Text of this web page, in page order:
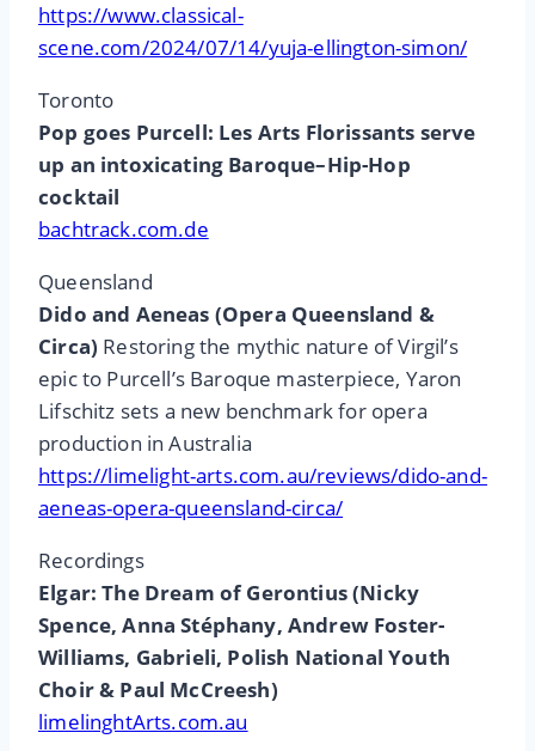
https://www.classical-
scene.com/2024/07/14/yuja-ellington-simon/
Toronto
Pop goes Purcell: Les Arts Florissants serve
up an intoxicating Baroque–Hip-Hop
cocktail
bachtrack.com.de
Queensland
Dido and Aeneas (Opera Queensland &
Circa) Restoring the mythic nature of Virgil’s
epic to Purcell’s Baroque masterpiece, Yaron
Lifschitz sets a new benchmark for opera
production in Australia
https://limelight-arts.com.au/reviews/dido-and-
aeneas-opera-queensland-circa/
Recordings
Elgar: The Dream of Gerontius (Nicky
Spence, Anna Stéphany, Andrew Foster-
Williams, Gabrieli, Polish National Youth
Choir & Paul McCreesh)
limelinghtArts.com.au